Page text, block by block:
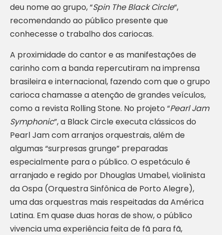
deu nome ao grupo, “Spin The Black Circle“,
recomendando ao público presente que
conhecesse o trabalho dos cariocas.
A proximidade do cantor e as manifestações de
carinho com a banda repercutiram na imprensa
brasileira e internacional, fazendo com que o grupo
carioca chamasse a atenção de grandes veículos,
como a revista Rolling Stone. No projeto “Pearl Jam
Symphonic”, a Black Circle executa clássicos do
Pearl Jam com arranjos orquestrais, além de
algumas “surpresas grunge” preparadas
especialmente para o público. O espetáculo é
arranjado e regido por Dhouglas Umabel, violinista
da Ospa (Orquestra Sinfônica de Porto Alegre),
uma das orquestras mais respeitadas da América
Latina. Em quase duas horas de show, o público
vivencia uma experiência feita de fã para fã,